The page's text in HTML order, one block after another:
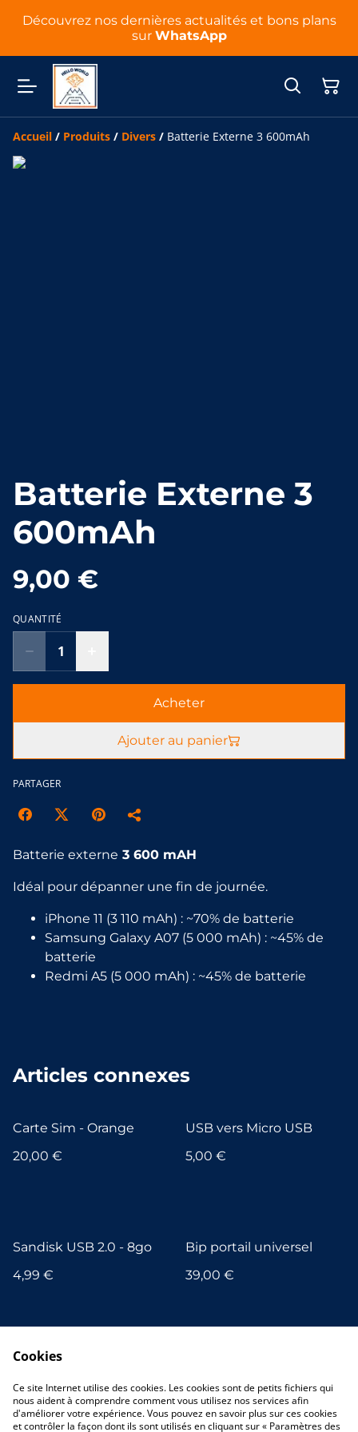
Découvrez nos dernières actualités et bons plans
sur WhatsApp
Accueil / Produits / Divers / Batterie Externe 3 600mAh
Batterie Externe 3
600mAh
9,00 €
QUANTITÉ
Acheter
Ajouter au panier
PARTAGER
Batterie externe 3 600 mAH
Idéal pour dépanner une fin de journée.
iPhone 11 (3 110 mAh) : ~70% de batterie
Samsung Galaxy A07 (5 000 mAh) : ~45% de
batterie
Redmi A5 (5 000 mAh) : ~45% de batterie
Articles connexes
Carte Sim - Orange
20,00 €
USB vers Micro USB
5,00 €
Sandisk USB 2.0 - 8go
4,99 €
Bip portail universel
39,00 €
Cookies
Ce site Internet utilise des cookies. Les cookies sont de petits fichiers qui
nous aident à comprendre comment vous utilisez nos services afin
d'améliorer votre expérience. Vous pouvez en savoir plus sur ces cookies
et contrôler la façon dont ils sont utilisés en cliquant sur « Paramètres des